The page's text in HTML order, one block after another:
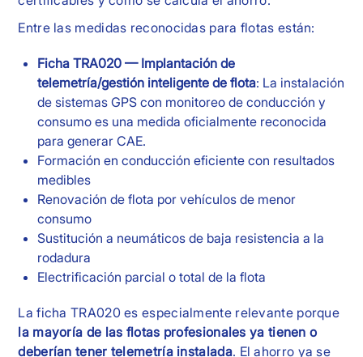
Entre las medidas reconocidas para flotas están:
Ficha TRA020 — Implantación de
telemetría/gestión inteligente de flota: La instalación
de sistemas GPS con monitoreo de conducción y
consumo es una medida oficialmente reconocida
para generar CAE.
Formación en conducción eficiente con resultados
medibles
Renovación de flota por vehículos de menor
consumo
Sustitución a neumáticos de baja resistencia a la
rodadura
Electrificación parcial o total de la flota
La ficha TRA020 es especialmente relevante porque
la mayoría de las flotas profesionales ya tienen o
deberían tener telemetría instalada. El ahorro ya se